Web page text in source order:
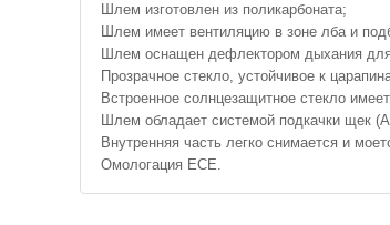
Шлем изготовлен из поликарбоната;
Шлем имеет вентиляцию в зоне лба и
Шлем оснащен дефлектором дыхания для
Прозрачное стекло, устойчивое к
Встроенное солнцезащитное стекло
Шлем обладает системой подкачки щек
Внутренняя часть легко снимается и
Омологация ECE.